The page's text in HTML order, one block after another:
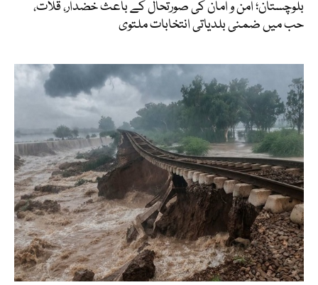
بلوچستان؛ امن و امان کی صورتحال کے باعث خضدار، قلات،
حب میں ضمنی بلدیاتی انتخابات ملتوی